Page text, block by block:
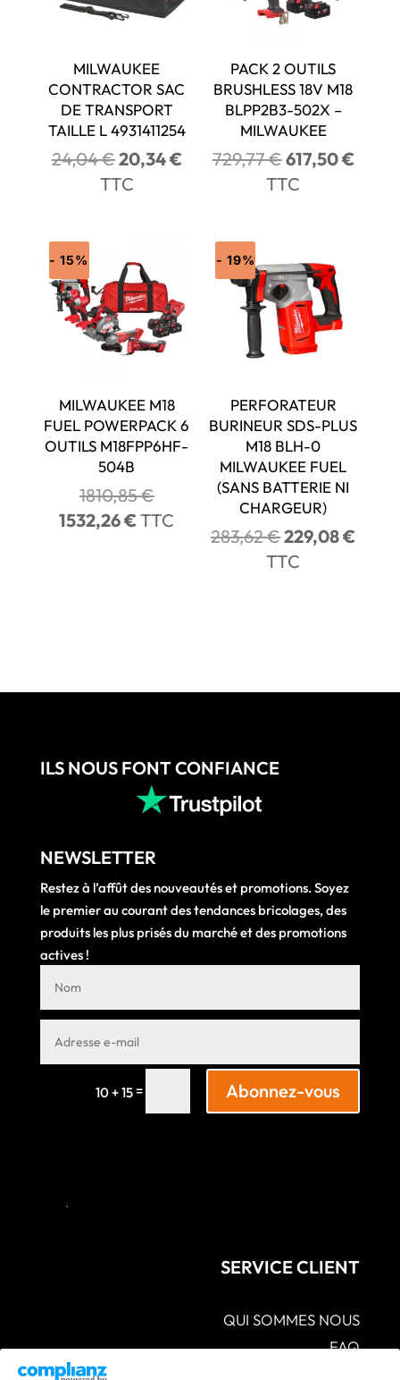
MILWAUKEE
CONTRACTOR SAC
DE TRANSPORT
TAILLE L 4931411254
24,04€Le
prix
20,34€Le
20,34 €.
TTC
PACK 2 OUTILS
BRUSHLESS 18V M18
BLPP2B3-502X –
MILWAUKEE
729,77€Le
prix
617,50€Le
TTC
- 15%
MILWAUKEE M18
FUEL POWERPACK 6
OUTILS M18FPP6HF-
504B
1810,85€Le
prix
1532,26€Le
TTC
- 19%
PERFORATEUR
BURINEUR SDS-PLUS
M18 BLH-0
MILWAUKEE FUEL
(SANS BATTERIE NI
CHARGEUR)
283,62€Le
prix
229,08€Le
TTC
ILS NOUS FONT CONFIANCE
NEWSLETTER
Restez à l’affût des nouveautés et promotions. Soyez
le premier au courant des tendances bricolages, des
produits les plus prisés du marché et des promotions
actives !
10 + 15= Abonnez-vous
SERVICE CLIENT
QUI SOMMES NOUS
FAQ
CGV – POLITIQUES DE CONFIDENTIALITÉ –